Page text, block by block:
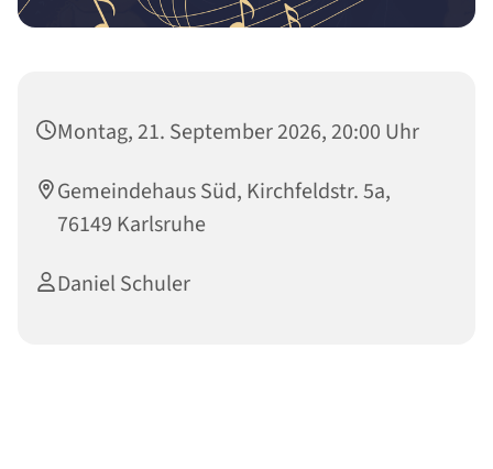
Montag, 21. September 2026, 20:00 Uhr
Gemeindehaus Süd, Kirchfeldstr. 5a,
76149 Karlsruhe
Daniel Schuler